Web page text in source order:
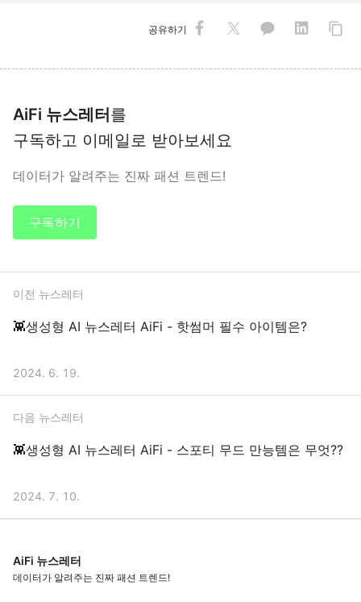
공유하기
AiFi 뉴스레터를
구독하고 이메일로 받아보세요
데이터가 알려주는 진짜 패션 트렌드!
구독하기
이전 뉴스레터
👾생성형 AI 뉴스레터 AiFi - 핫썸머 필수 아이템은?
2024. 6. 19.
다음 뉴스레터
👾생성형 AI 뉴스레터 AiFi - 스포티 무드 만능템은 무엇??
2024. 7. 10.
AiFi 뉴스레터
데이터가 알려주는 진짜 패션 트렌드!